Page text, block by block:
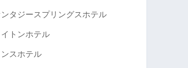
タジースプリングスホテル
トンホテル
スホテル